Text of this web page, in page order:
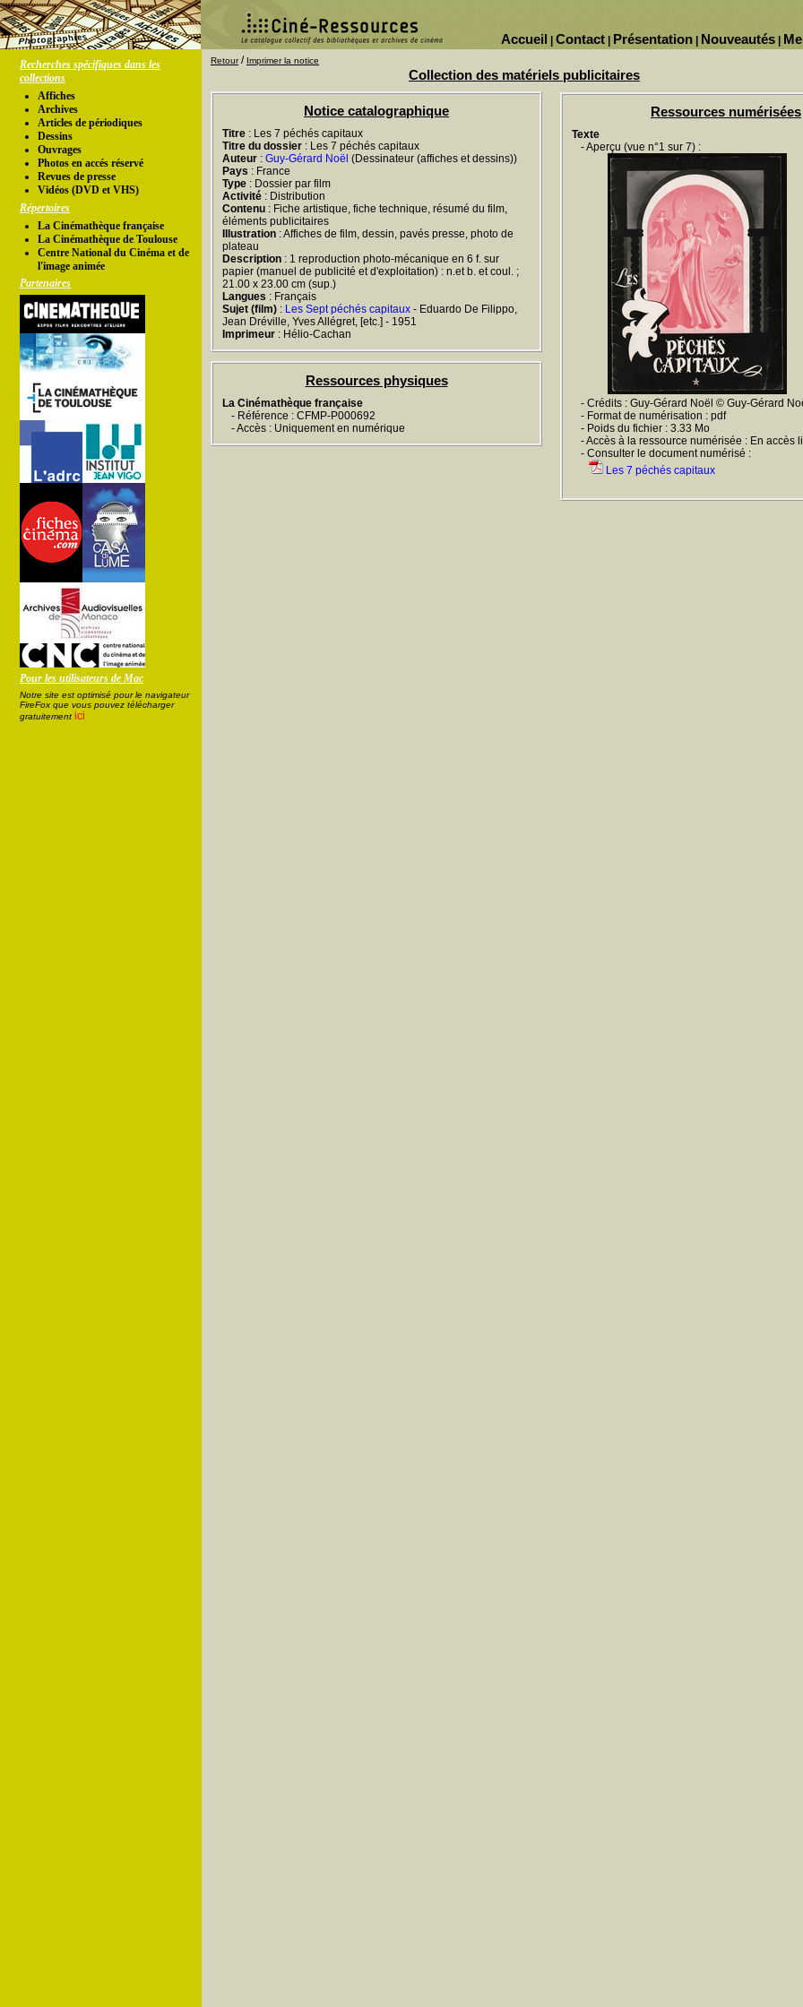
Nouveautés
Présentation
Contact
Accueil
Recherches spécifiques dans les
collections
Affiches
Archives
Articles de périodiques
Dessins
Ouvrages
Photos en accés réservé
Revues de presse
Vidéos (DVD et VHS)
Répertoires
La Cinémathèque française
La Cinémathèque de Toulouse
Centre National du Cinéma et de
l'image animée
Partenaires
Pour les utilisateurs de Mac
Notre site est optimisé pour le navigateur
FireFox que vous pouvez télécharger
gratuitement ici
Retour/ Imprimer la notice
Collection des matériels publicitaires
Notice catalographique
Titre : Les 7 péchés capitaux
Titre du dossier : Les 7 péchés capitaux
Auteur : Guy-Gérard Noël (Dessinateur (affiches et dessins))
Pays : France
Type : Dossier par film
Activité : Distribution
Contenu : Fiche artistique, fiche technique, résumé du film,
éléments publicitaires
Illustration : Affiches de film, dessin, pavés presse, photo de
plateau
Description : 1 reproduction photo-mécanique en 6 f. sur
papier (manuel de publicité et d'exploitation) : n.et b. et coul. ;
21.00 x 23.00 cm (sup.)
Langues : Français
Sujet (film) : Les Sept péchés capitaux - Eduardo De Filippo,
Jean Dréville, Yves Allégret, [etc.] - 1951
Imprimeur : Hélio-Cachan
Ressources physiques
La Cinémathèque française
- Référence : CFMP-P000692
- Accès : Uniquement en numérique
Ressources numérisées
Texte
- Aperçu (vue n°1 sur 7) :
- Crédits : Guy-Gérard Noël © Guy-Gérard
- Format de numérisation : pdf
- Poids du fichier : 3.33 Mo
- Accès à la ressource numérisée : En accès
- Consulter le document numérisé :
Les 7 péchés capitaux